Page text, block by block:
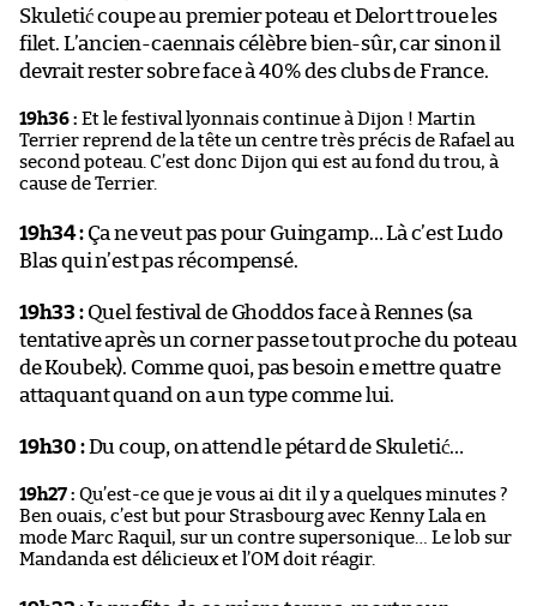
Skuletić coupe au premier poteau et Delort troue les
filet. L’ancien-caennais célèbre bien-sûr, car sinon il
devrait rester sobre face à 40% des clubs de France.
19h36 : Et le festival lyonnais continue à Dijon ! Martin
Terrier reprend de la tête un centre très précis de Rafael au
second poteau. C’est donc Dijon qui est au fond du trou, à
cause de Terrier.
19h34 :Ça ne veut pas pour Guingamp… Là c’est Ludo
Blas qui n’est pas récompensé.
19h33 :Quel festival de Ghoddos face à Rennes (sa
tentative après un corner passe tout proche du poteau
de Koubek). Comme quoi, pas besoin e mettre quatre
attaquant quand on a un type comme lui.
19h30 :Du coup, on attend le pétard de Skuletić…
19h27 : Qu’est-ce que je vous ai dit il y a quelques minutes ?
Ben ouais, c’est but pour Strasbourg avec Kenny Lala en
mode Marc Raquil, sur un contre supersonique… Le lob sur
Mandanda est délicieux et l’OM doit réagir.